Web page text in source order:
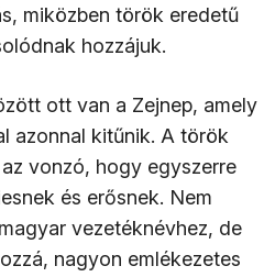
miközben török eredetű
hozzájuk.
ott van a Zejnep, amely
azonnal kitűnik. A török
vonzó, hogy egyszerre
és erősnek. Nem
vezetéknévhez, de
nagyon emlékezetes